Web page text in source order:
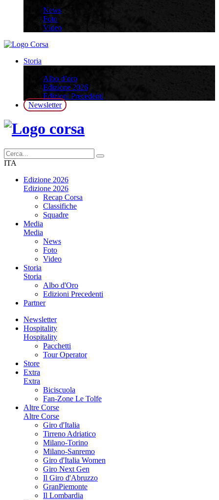
News
Foto
Video
Storia
Albo d’oro
Edizione 2026
Edizioni Precedenti
Newsletter
ITA
Edizione 2026
Edizione 2026
Recap Corsa
Classifiche
Squadre
Media
Media
News
Foto
Video
Storia
Storia
Albo d'Oro
Edizioni Precedenti
Partner
Newsletter
Hospitality
Hospitality
Pacchetti
Tour Operator
Store
Extra
Extra
Biciscuola
Fan-Zone Le Tolfe
Altre Corse
Altre Corse
Giro d'Italia
Tirreno Adriatico
Milano-Torino
Milano-Sanremo
Giro d'Italia Women
Giro Next Gen
Il Giro d'Abruzzo
GranPiemonte
Il Lombardia